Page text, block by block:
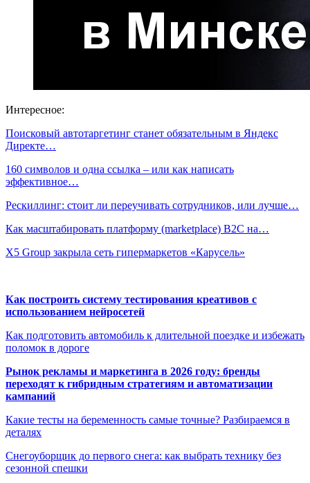
Интересное:
Поисковый автотаргетинг станет обязательным в Яндекс
Директе…
160 символов и одна ссылка – или как написать
эффективное…
Рескиллинг: стоит ли переучивать сотрудников, или лучше…
Как масштабировать платформу (marketplace) B2C на…
X5 Group закрыла сеть гипермаркетов «Карусель»
Как построить систему тестирования креативов с
использованием нейросетей
Как подготовить автомобиль к длительной поездке и избежать
поломок в дороге
Рынок рекламы и маркетинга в 2026 году: бренды
переходят к гибридным стратегиям и автоматизации
кампаний
Какие тесты на беременность самые точные? Разбираемся в
деталях
Снегоуборщик до первого снега: как выбрать технику без
сезонной спешки